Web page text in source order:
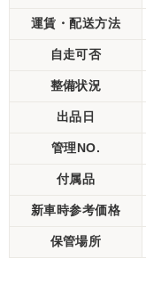
運賃・配送方法
自走可否
整備状況
出品日
管理NO.
付属品
新車時参考価格
保管場所